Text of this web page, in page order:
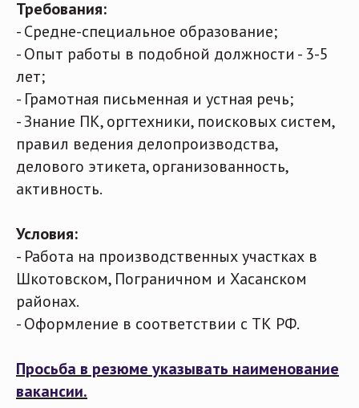
Требования:
- Средне-специальное образование;
- Опыт работы в подобной должности - 3-5
лет;
- Грамотная письменная и устная речь;
- Знание ПК, оргтехники, поисковых систем,
правил ведения делопроизводства,
делового этикета, организованность,
активность.
Условия:
- Работа на производственных участках в
Шкотовском, Пограничном и Хасанском
районах.
-Оформление в соответствии с ТК РФ.
Просьба в резюме указывать наименование
вакансии.